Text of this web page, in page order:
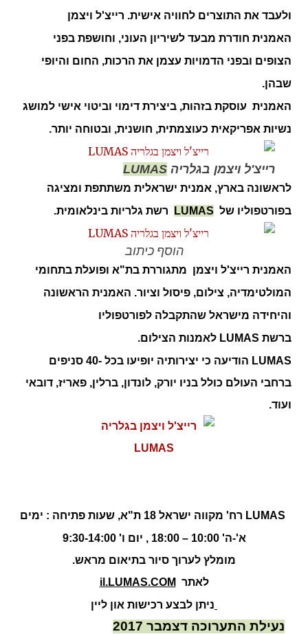
ולעבד את התוצרים לחוויה אישית. רייצ'ל ויצמן
האמנית חודרת מבעד לשיריון העוני, וחושפת בפני
הצופים ובפני הדמויות עצמן את הרכות, החום והיופי
שבהן.
האמנית עוסקת בזהות, ביצירת דימוי וביטוי אישי למושג
נשיות אפריקאית כעוצמתית, חושנית, ובטוחה יותר.
רייצ'ל ויצמן בגלריה LUMAS
לראשונה בארץ, אמנית ישראלית משתתפת ומציגה
בפורטפוליו של LUMAS רשת גלריות בינלאומית.
הוסף כיתוב
האמנית רייצ'ל ויצמן מתגוררת בת"א ופועלת בתחומי
המולטימדיה, צילום, פיסול וציור. האמנית הראשונה
והיחידה מישראל שהתקבלה לפורטפוליו
ברשת LUMAS לאמנות הצילום.
LUMAS
הודיעה כי יצירותיה יופיעו בכל -40 סניפים
ברחבי העולם כולל בניו יורק, לונדון, ברלין, פאריז, דובאי
ועוד.
LUMAS רח' מקווה ישראל 18 ת"א,
שעות פתיחה : ימים
א'-ה' 10:00 – 18:00 , יום ו' 9:30-14:00
מומלץ לערוך סיור בתיאום מראש.
לאתר il.LUMAS.COM
ניתן לבצע רכישות און ליין
נעילת התערוכה דצמבר 2017